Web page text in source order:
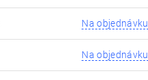
Na objednávku
Na objednávku